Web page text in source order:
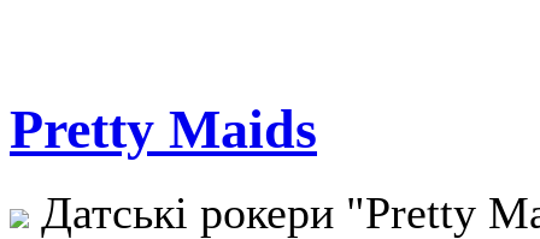
Pretty Maids
Датські рокери "Pretty